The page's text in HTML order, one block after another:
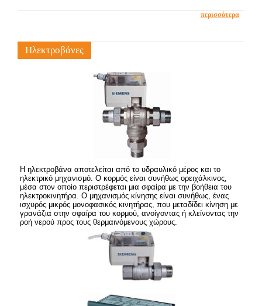
περισσότερα
Ηλεκτροβάνες
Η ηλεκτροβάνα αποτελείται από το υδραυλικό μέρος και το
ηλεκτρικό μηχανισμό. Ο κορμός είναι συνήθως ορειχάλκινος,
μέσα στον οποίο περιστρέφεται μια σφαίρα με την βοήθεια του
ηλεκτροκινητήρα. Ο μηχανισμός κίνησης είναι συνήθως, ένας
ισχυρός μικρός μονοφασικός κινητήρας, που μεταδίδει κίνηση με
γρανάζια στην σφαίρα του κορμού, ανοίγοντας ή κλείνοντας την
ροή νερού προς τους θερμαινόμενους χώρους.